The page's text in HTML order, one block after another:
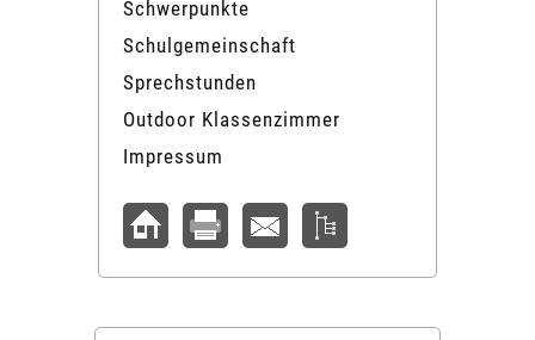
Schwerpunkte
Schulgemeinschaft
Sprechstunden
Outdoor Klassenzimmer
Impressum